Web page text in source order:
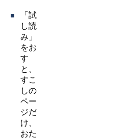
「試
し読
み」
をお
す
と、
すこ
しの
ペー
ジだ
け、
おた